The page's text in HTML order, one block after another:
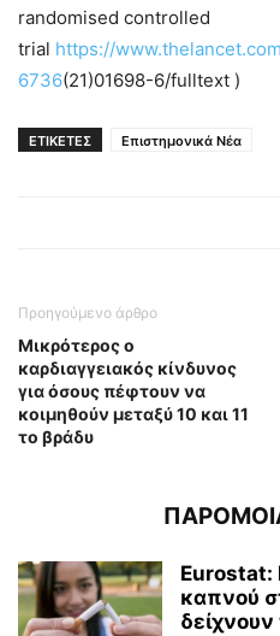
randomised controlled
trial https://
6736(21)01698-6/fulltext )
ΕΤΙΚΕΤΕΣ Επιστημονικά Νέα
Προηγούμενο άρθρο
Μικρότερος ο
καρδιαγγειακός κίνδυνος
για όσους πέφτουν να
κοιμηθούν μεταξύ 10 και 11
το βράδυ
Eurostat:
καπνού
δείχνουν